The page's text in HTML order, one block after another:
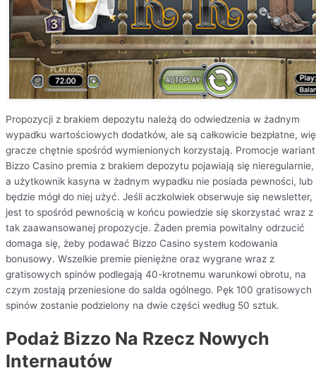
Propozycji z brakiem depozytu należą do odwiedzenia w żadnym
wypadku wartościowych dodatków, ale są całkowicie bezpłatne,
gracze chętnie spośród wymienionych korzystają. Promocje
Bizzo Casino premia z brakiem depozytu pojawiają się nieregularnie,
a użytkownik kasyna w żadnym wypadku nie posiada pewności, lub
będzie mógł do niej użyć. Jeśli aczkolwiek obserwuje się newsletter,
jest to spośród pewnością w końcu powiedzie się skorzystać wraz z
tak zaawansowanej propozycje. Żaden premia powitalny odrzucić
domaga się, żeby podawać Bizzo Casino system kodowania
bonusowy. Wszelkie premie pieniężne oraz wygrane wraz z
gratisowych spinów podlegają 40-krotnemu warunkowi obrotu, na
czym zostają przeniesione do salda ogólnego. Pęk 100 gratisowych
spinów zostanie podzielony na dwie części według 50 sztuk.
Podaż Bizzo Na Rzecz Nowych
Internautów